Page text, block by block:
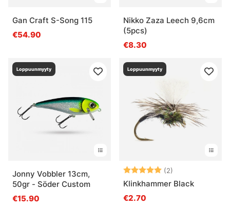
Gan Craft S-Song 115
€54.90
Nikko Zaza Leech 9,6cm
(5pcs)
€8.30
Loppuunmyyty
Jonny Vobbler 13cm,
50gr - Söder Custom
€15.90
Loppuunmyyty
Arvio: (2)
Klinkhammer Black
€2.70